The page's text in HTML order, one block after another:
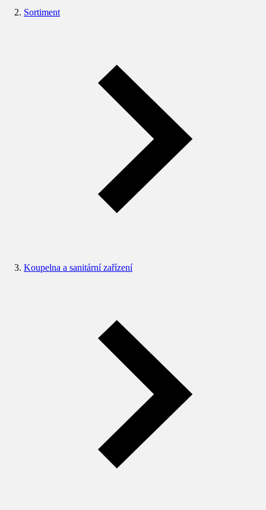
Sortiment
Koupelna a sanitární zařízení